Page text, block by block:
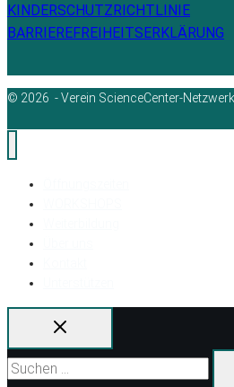
KINDERSCHUTZRICHTLINIE
BARRIEREFREIHEITSERKLÄRUNG
© 2026 - Verein ScienceCenter-Netzwerk
Suchen
nach: